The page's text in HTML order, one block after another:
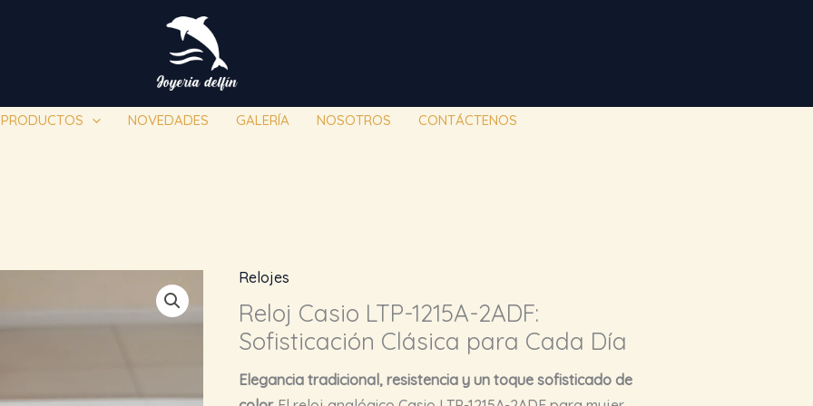
PRODUCTOS NOVEDADES GALERÍA NOSOTROS CONTÁCTENOS
Relojes
Reloj Casio LTP-1215A-2ADF:
Sofisticación Clásica para Cada Día
Elegancia tradicional, resistencia y un toque sofisticado de